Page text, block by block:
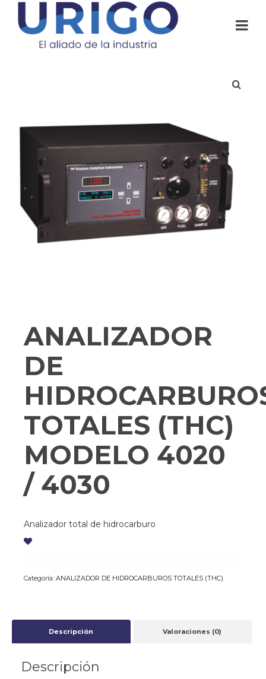
ANALIZADOR
DE
TOTALES (THC)
MODELO 4020
/ 4030
Analizador total de hidrocarburo
Categoría: ANALIZADOR DE HIDROCARBUROS TOTALES (THC)
Descripción Valoraciones (0)
Descripción